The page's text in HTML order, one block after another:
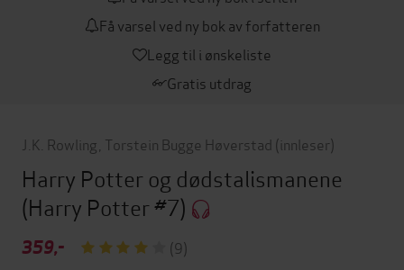
Få varsel ved ny bok av forfatteren
Legg til i ønskeliste
Gratis utdrag
J.K. Rowling Torstein Bugge Høverstad (innleser)
Harry Potter og dødstalismanene
(Harry Potter #7)
359,-
(9)